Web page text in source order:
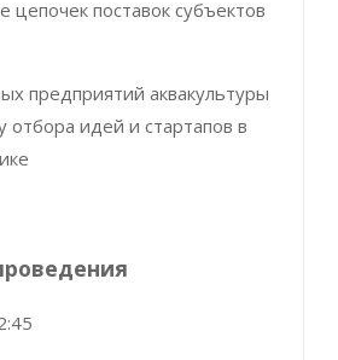
цепочек поставок субъектов
предприятий аквакультуры
отбора идей и стартапов в